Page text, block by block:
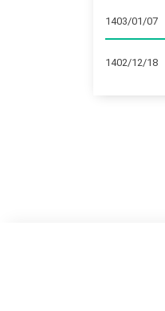
1403/01/07
1402/12/18